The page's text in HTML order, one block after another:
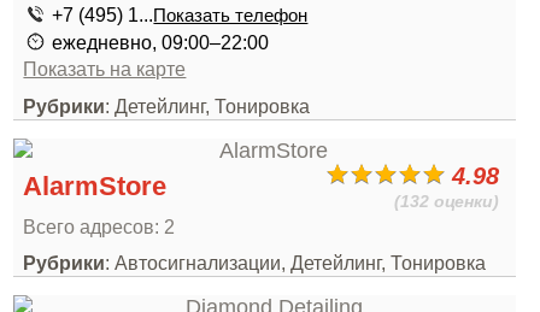
+7 (495) 1...Показать телефон
ежедневно, 09:00–22:00
Показать на карте
Рубрики: Детейлинг, Тонировка
4.98
(132 оценки)
AlarmStore
Всего адресов: 2
Рубрики: Автосигнализации, Детейлинг, Тонировка